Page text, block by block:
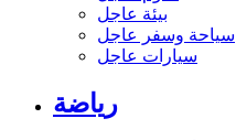
بيئة عاجل
سياحة وسفر عاجل
سيارات عاجل
رياضة